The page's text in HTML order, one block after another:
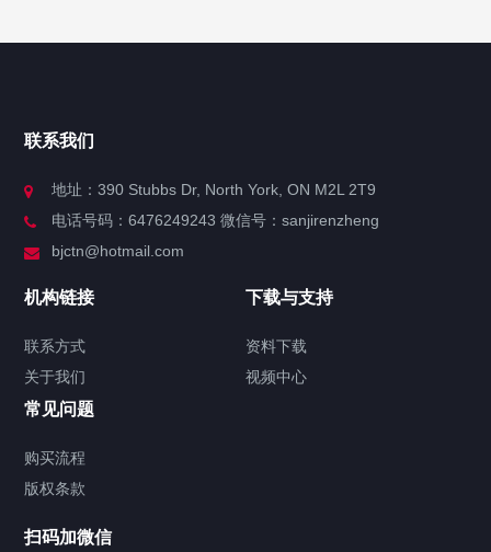
服务分类
签署类文件海牙认证程序费用
视频中心
联系我们
地址：390 Stubbs Dr, North York, ON M2L 2T9
电话号码：6476249243 微信号：sanjirenzheng
bjctn@hotmail.com
机构链接
联系方式
关于我们
下载与支持
资料下载
视频中心
常见问题
购买流程
版权条款
扫码加微信